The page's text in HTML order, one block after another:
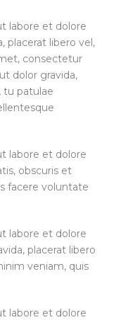
labore et dolore
placerat libero vel,
consectetur
dolor gravida,
tu patulae
labore et dolore
obscuris et
facere voluntate
labore et dolore
placerat libero
veniam, quis
labore et dolore